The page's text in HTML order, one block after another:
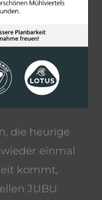
die heurige
einmal
kommt,
JUBU